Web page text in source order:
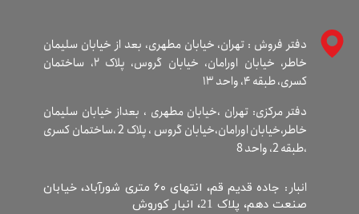
دفتر فروش : تهران، خیابان مطهری، بعد از خیابان سلیمان
خاطر، خیابان اورامان، خیابان گروس، پلاک ۲، ساختمان
کسری، طبقه ۴، واحد ۱۳
انبار :
جاده قدیم قم، انتهای ۶۰ متری شورآباد، خیابان
صنعت دهم، پلاک 21، انبار کوروش
دفتر مرکزی: تهران ،خیابان مطهری ، بعداز خیابان سلیمان
خاطر،خیابان اورامان،خیابان گروس ، پلاک 2 ،ساختمان کسری
،طبقه 2، واحد 8